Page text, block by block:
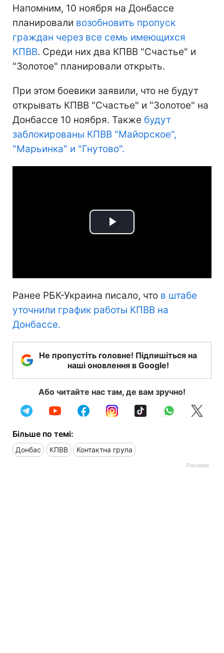
Напомним, 10 ноября на Донбассе
планировали возобновить пропуск
граждан через все семь имеющихся
КПВВ. Среди них два КПВВ "Счастье" и
"Золотое" планировали открыть.
При этом боевики заявили, что не будут
открывать КПВВ "Счастье" и "Золотое" на
Донбассе 10 ноября. Также будут
заблокированы КПВВ "Майорское",
"Марьинка" и "Гнутово".
Play
Ранее РБК-Украина писало, что в штабе
уточнили график работы КПВВ на
Донбассе.
Не пропустіть головне! Підпишіться на
наші оновлення в Google!
Або читайте нас там, де вам зручно!
Більше по темі:
Донбас КПВВ Контактна група